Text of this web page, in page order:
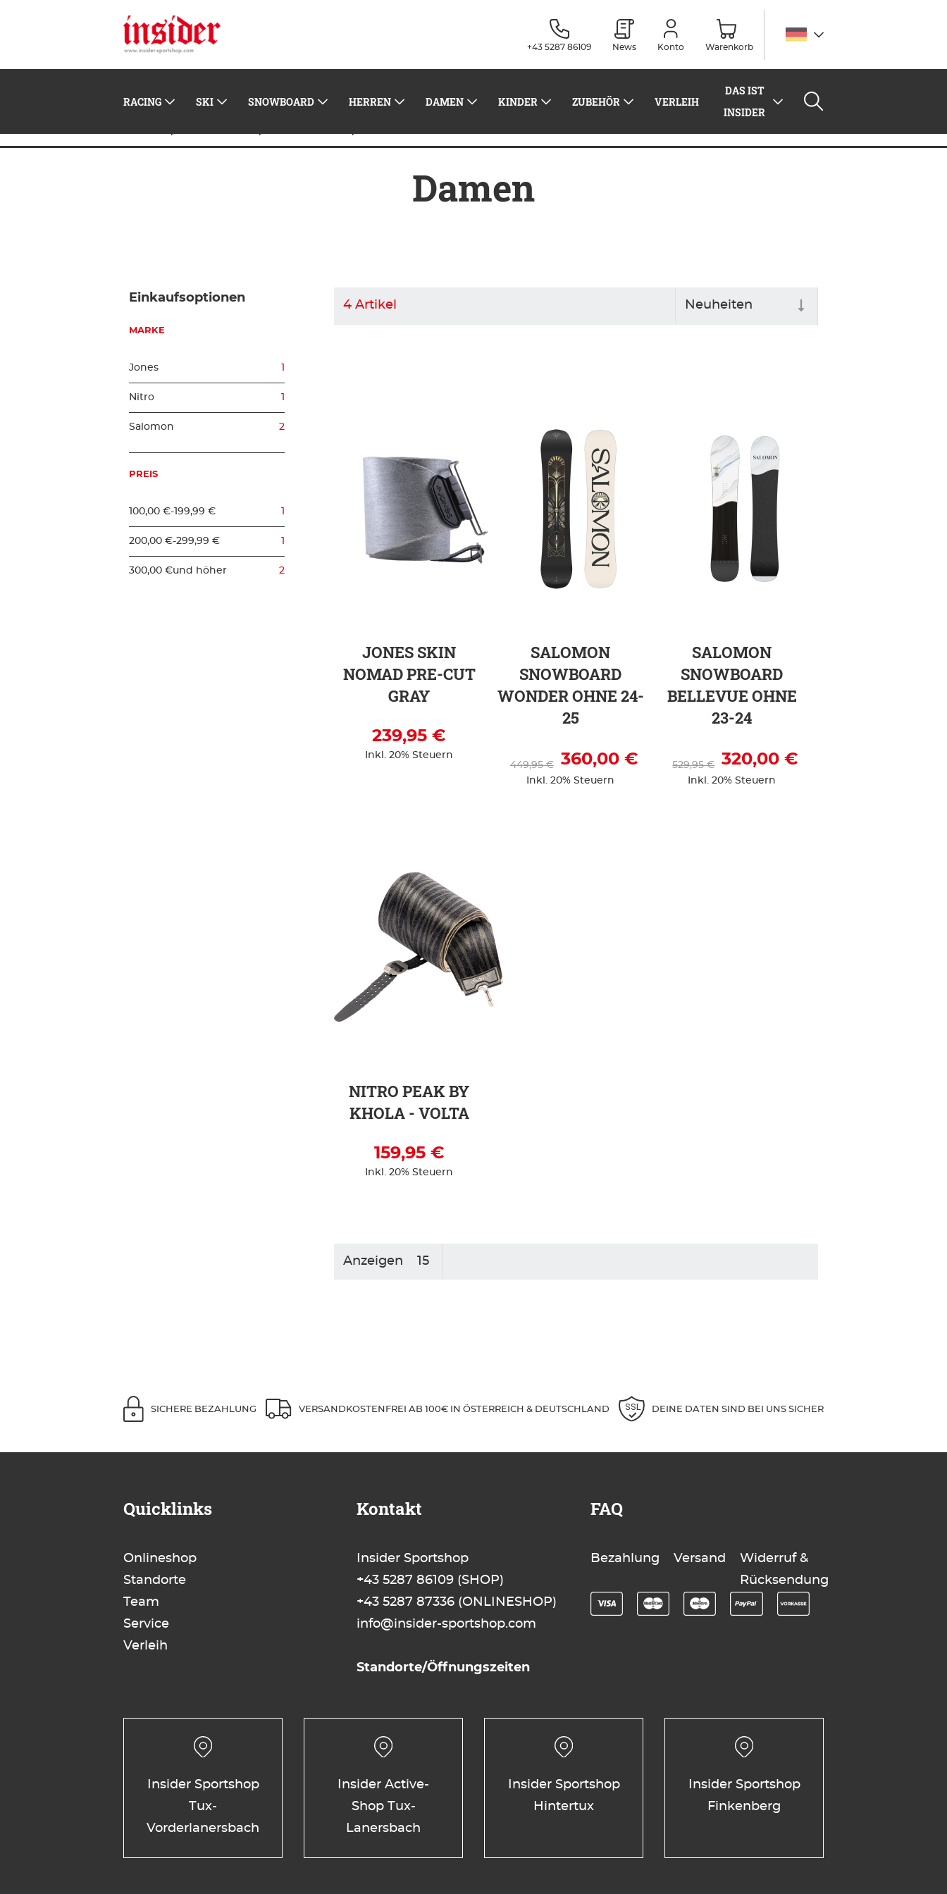
+43 5287 86109 News Konto Warenkorb
RACING SKI SNOWBOARD HERREN DAMEN KINDER ZUBEHÖR VERLEIH
DAS IST
INSIDER
Damen
4Artikel
JONES SKIN
NOMAD PRE-CUT
GRAY
239,95 €
Inkl. 20% Steuern
SALOMON
SNOWBOARD
WONDER OHNE 24-
25
360,00 €
449,95 €
Inkl. 20% Steuern
SALOMON
SNOWBOARD
BELLEVUE OHNE
23-24
320,00 €
529,95 €
Inkl. 20% Steuern
NITRO PEAK BY
KHOLA - VOLTA
159,95 €
Inkl. 20% Steuern
Anzeigen
Einkaufsoptionen
MARKE
Jones 1
Nitro 1
Salomon 2
PREIS
100,00 €-199,99 € 1
200,00 €-299,99 € 1
300,00 €und höher 2
SICHERE BEZAHLUNG VERSANDKOSTENFREI AB 100€ IN ÖSTERREICH & DEUTSCHLAND DEINE DATEN SIND BEI UNS SICHER
Quicklinks
Onlineshop
Standorte
Team
Service
Verleih
Kontakt
Insider Sportshop
+43 5287 86109 (SHOP)
+43 5287 87336 (ONLINESHOP)
info@insider-sportshop.com
Standorte/Öffnungszeiten
FAQ
Bezahlung Versand
Widerruf &
Rücksendung
Insider Sportshop
Tux-
Vorderlanersbach
Insider Active-
Shop Tux-
Lanersbach
Insider Sportshop
Hintertux
Insider Sportshop
Finkenberg